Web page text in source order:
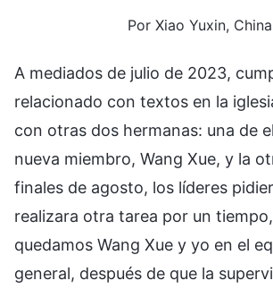
Por Xiao Yuxin, China
A mediados de julio de 2023,
relacionado con textos en la
con otras dos hermanas: una de
nueva miembro, Wang Xue, y la
finales de agosto, los líderes
realizara otra tarea por un
quedamos Wang Xue y yo en el
general, después de que la